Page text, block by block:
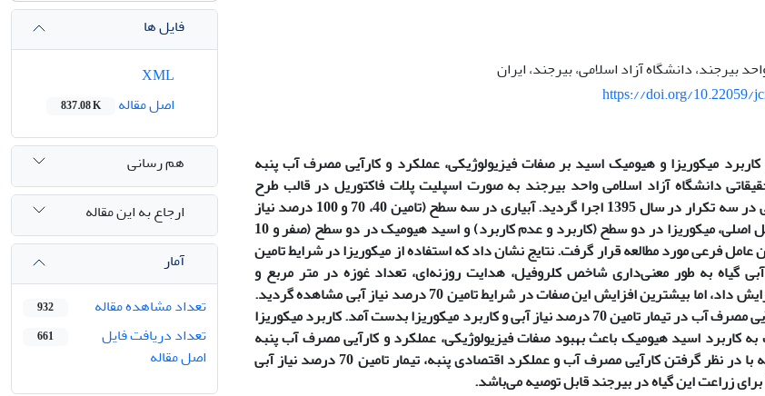
بیرجند، دانشگاه آزاد اسلامی، بیرجند، ایران
https://doi.org/10.22059/
کاربرد میکوریزا و هیومیک اسید بر صفات فیزیولوژیکی، عملکرد و کارآیی مصرف آب پنبه
دانشگاه آزاد اسلامی واحد بیرجند به صورت اسپلیت پلات فاکتوریل در قالب طرح
بلوک‌های کامل تصادفی در سه تکرار در سال 1395 اجرا گردید. آبیاری در سه سطح (تامین 40، 70 و 100 درصد نیاز
آبی گیاه) به عنوان عامل اصلی، میکوریزا در دو سطح (کاربرد و عدم کاربرد) و اسید هیومیک در دو سطح (صفر و 10
عامل فرعی مورد مطالعه قرار گرفت. نتایج نشان داد که استفاده از میکوریزا در شرایط تامین
نیاز آبی گیاه به طور معنی‌داری شاخص کلروفیل، هدایت روزنه‌ای، تعداد غوزه در متر مربع و
عملکردهای پنبه را افزایش داد، اما بیشترین افزایش این صفات در شرایط تامین 70 درصد نیاز آبی مشاهده گردید.
همچنین بیشترین کارآیی مصرف آب در تیمار تامین 70 درصد نیاز آبی و کاربرد میکوریزا بدست آمد. کاربرد میکوریزا
کاربرد اسید هیومیک باعث بهبود صفات فیزیولوژیکی، عملکرد و کارآیی مصرف آب پنبه
شد. نتایج نشان داد که با در نظر گرفتن کارآیی مصرف آب و عملکرد اقتصادی پنبه، تیمار تامین 70 درصد نیاز آبی
برای زراعت این گیاه در بیرجند قابل توصیه می‌باشد.
فایل ها
اصل مقاله
837.08 K
هم رسانی
ارجاع به این مقاله
آمار
تعداد مشاهده مقاله
932
تعداد دریافت فایل
اصل مقاله
661